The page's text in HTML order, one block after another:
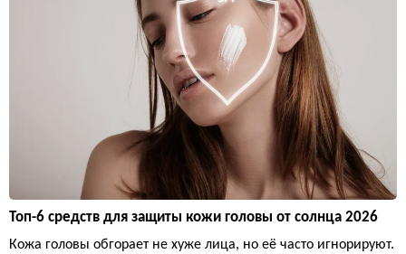
Топ-6 средств для защиты кожи головы от солнца 2026
Кожа головы обгорает не хуже лица, но её часто игнорируют.